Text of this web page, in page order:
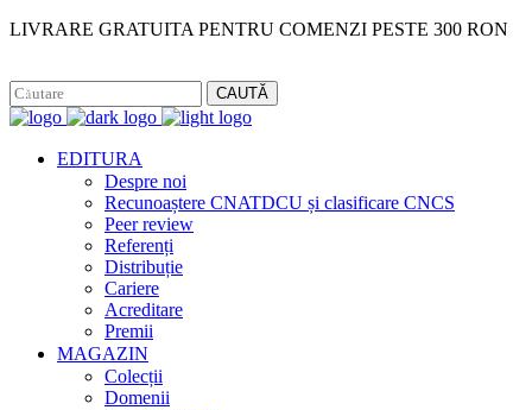
LIVRARE GRATUITA PENTRU COMENZI PESTE 300 RON
CAUTĂ
EDITURA
Despre noi
Recunoaștere CNATDCU și clasificare CNCS
Peer review
Referenți
Distribuție
Cariere
Acreditare
Premii
MAGAZIN
Colecții
Domenii